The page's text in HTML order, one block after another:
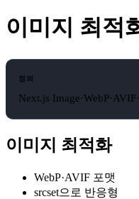
이미지 최적
정의
Next.js
이미지 최적화
WebP·AVIF 포맷
srcset으로 반응형